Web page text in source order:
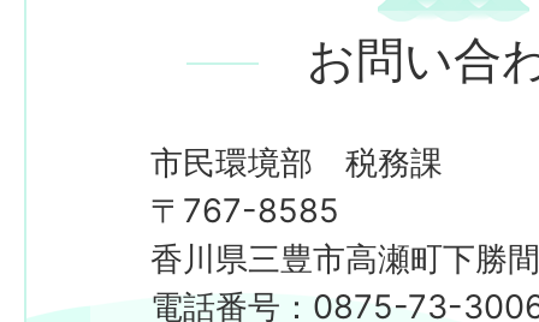
お問い合
市民環境部 税務課
〒767-8585
香川県三豊市高瀬町下勝
電話番号：0875-73-